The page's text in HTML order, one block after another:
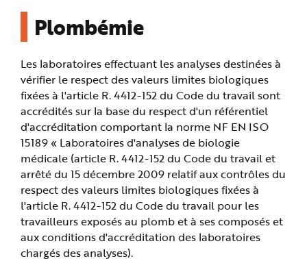
Plombémie
Les laboratoires effectuant les analyses destinées à
vérifier le respect des valeurs limites biologiques
fixées à l'article R. 4412-152 du Code du travail sont
accrédités sur la base du respect d'un référentiel
d'accréditation comportant la norme NF EN ISO
15189 « Laboratoires d'analyses de biologie
médicale (article R. 4412-152 du Code du travail et
arrêté du 15 décembre 2009 relatif aux contrôles du
respect des valeurs limites biologiques fixées à
l'article R. 4412-152 du Code du travail pour les
travailleurs exposés au plomb et à ses composés et
aux conditions d'accréditation des laboratoires
chargés des analyses).